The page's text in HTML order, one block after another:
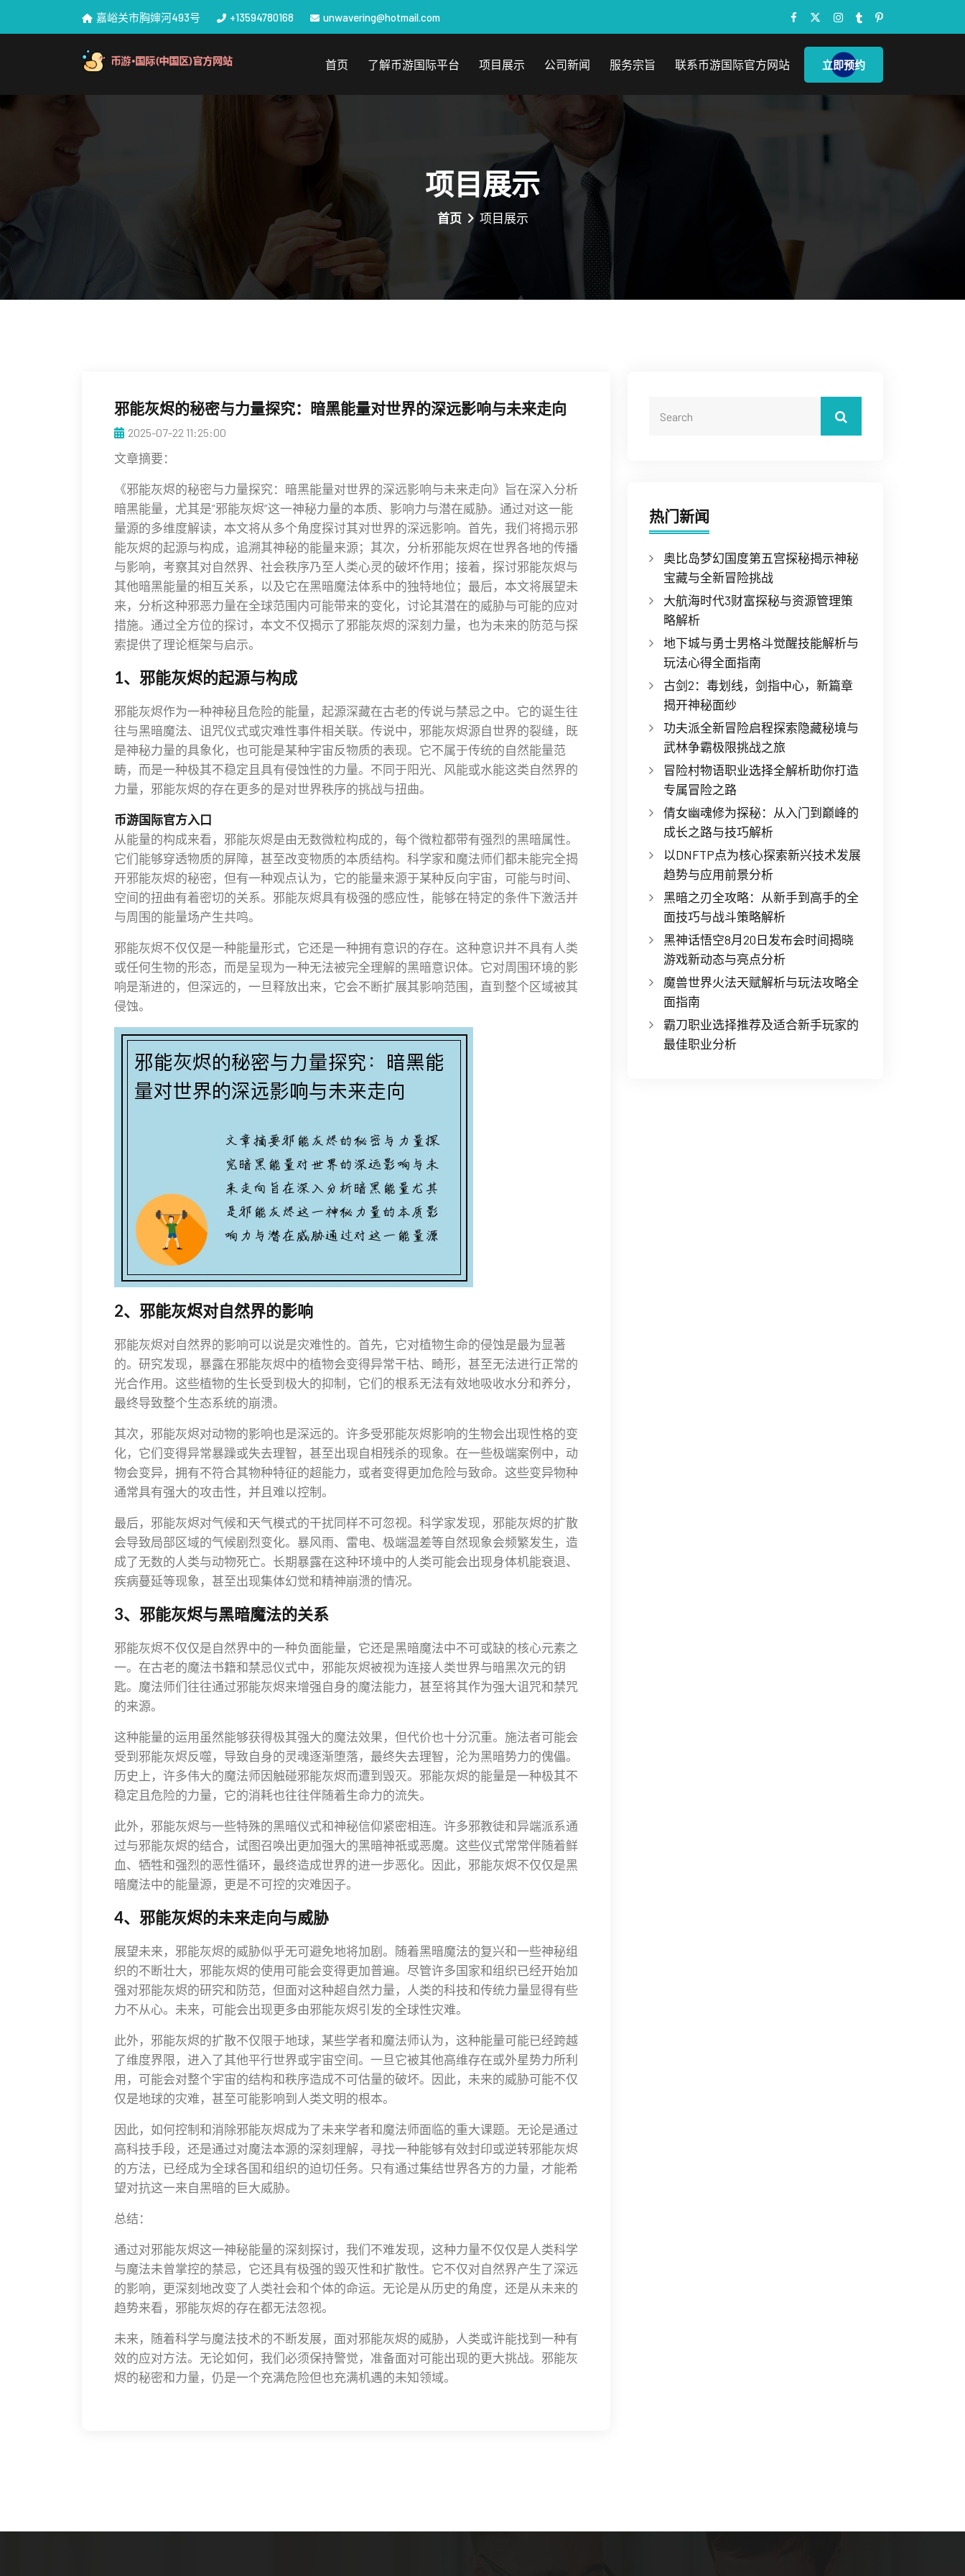
嘉峪关市胸婶河493号 +13594780168 unwavering@hotmail.com
首页 了解币游国际平台 项目展示 公司新闻 服务宗旨 联系币游国际官方网站 立即预约
项目展示
首页 项目展示
邪能灰烬的秘密与力量探究：暗黑能量对世界的深远影响与未来走向
2025-07-22 11:25:00
文章摘要：
《邪能灰烬的秘密与力量探究：暗黑能量对世界的深远影响与未来走向》旨在深入分析
暗黑能量，尤其是“邪能灰烬”这一神秘力量的本质、影响力与潜在威胁。通过对这一能
量源的多维度解读，本文将从多个角度探讨其对世界的深远影响。首先，我们将揭示邪
能灰烬的起源与构成，追溯其神秘的能量来源；其次，分析邪能灰烬在世界各地的传播
与影响，考察其对自然界、社会秩序乃至人类心灵的破坏作用；接着，探讨邪能灰烬与
其他暗黑能量的相互关系，以及它在黑暗魔法体系中的独特地位；最后，本文将展望未
来，分析这种邪恶力量在全球范围内可能带来的变化，讨论其潜在的威胁与可能的应对
措施。通过全方位的探讨，本文不仅揭示了邪能灰烬的深刻力量，也为未来的防范与探
索提供了理论框架与启示。
1、邪能灰烬的起源与构成
邪能灰烬作为一种神秘且危险的能量，起源深藏在古老的传说与禁忌之中。它的诞生往
往与黑暗魔法、诅咒仪式或灾难性事件相关联。传说中，邪能灰烬源自世界的裂缝，既
是神秘力量的具象化，也可能是某种宇宙反物质的表现。它不属于传统的自然能量范
畴，而是一种极其不稳定且具有侵蚀性的力量。不同于阳光、风能或水能这类自然界的
力量，邪能灰烬的存在更多的是对世界秩序的挑战与扭曲。
币游国际官方入口
从能量的构成来看，邪能灰烬是由无数微粒构成的，每个微粒都带有强烈的黑暗属性。
它们能够穿透物质的屏障，甚至改变物质的本质结构。科学家和魔法师们都未能完全揭
开邪能灰烬的秘密，但有一种观点认为，它的能量来源于某种反向宇宙，可能与时间、
空间的扭曲有着密切的关系。邪能灰烬具有极强的感应性，能够在特定的条件下激活并
与周围的能量场产生共鸣。
邪能灰烬不仅仅是一种能量形式，它还是一种拥有意识的存在。这种意识并不具有人类
或任何生物的形态，而是呈现为一种无法被完全理解的黑暗意识体。它对周围环境的影
响是渐进的，但深远的，一旦释放出来，它会不断扩展其影响范围，直到整个区域被其
侵蚀。
2、邪能灰烬对自然界的影响
邪能灰烬对自然界的影响可以说是灾难性的。首先，它对植物生命的侵蚀是最为显著
的。研究发现，暴露在邪能灰烬中的植物会变得异常干枯、畸形，甚至无法进行正常的
光合作用。这些植物的生长受到极大的抑制，它们的根系无法有效地吸收水分和养分，
最终导致整个生态系统的崩溃。
其次，邪能灰烬对动物的影响也是深远的。许多受邪能灰烬影响的生物会出现性格的变
化，它们变得异常暴躁或失去理智，甚至出现自相残杀的现象。在一些极端案例中，动
物会变异，拥有不符合其物种特征的超能力，或者变得更加危险与致命。这些变异物种
通常具有强大的攻击性，并且难以控制。
最后，邪能灰烬对气候和天气模式的干扰同样不可忽视。科学家发现，邪能灰烬的扩散
会导致局部区域的气候剧烈变化。暴风雨、雷电、极端温差等自然现象会频繁发生，造
成了无数的人类与动物死亡。长期暴露在这种环境中的人类可能会出现身体机能衰退、
疾病蔓延等现象，甚至出现集体幻觉和精神崩溃的情况。
3、邪能灰烬与黑暗魔法的关系
邪能灰烬不仅仅是自然界中的一种负面能量，它还是黑暗魔法中不可或缺的核心元素之
一。在古老的魔法书籍和禁忌仪式中，邪能灰烬被视为连接人类世界与暗黑次元的钥
匙。魔法师们往往通过邪能灰烬来增强自身的魔法能力，甚至将其作为强大诅咒和禁咒
的来源。
这种能量的运用虽然能够获得极其强大的魔法效果，但代价也十分沉重。施法者可能会
受到邪能灰烬反噬，导致自身的灵魂逐渐堕落，最终失去理智，沦为黑暗势力的傀儡。
历史上，许多伟大的魔法师因触碰邪能灰烬而遭到毁灭。邪能灰烬的能量是一种极其不
稳定且危险的力量，它的消耗也往往伴随着生命力的流失。
此外，邪能灰烬与一些特殊的黑暗仪式和神秘信仰紧密相连。许多邪教徒和异端派系通
过与邪能灰烬的结合，试图召唤出更加强大的黑暗神祇或恶魔。这些仪式常常伴随着鲜
血、牺牲和强烈的恶性循环，最终造成世界的进一步恶化。因此，邪能灰烬不仅仅是黑
暗魔法中的能量源，更是不可控的灾难因子。
4、邪能灰烬的未来走向与威胁
展望未来，邪能灰烬的威胁似乎无可避免地将加剧。随着黑暗魔法的复兴和一些神秘组
织的不断壮大，邪能灰烬的使用可能会变得更加普遍。尽管许多国家和组织已经开始加
强对邪能灰烬的研究和防范，但面对这种超自然力量，人类的科技和传统力量显得有些
力不从心。未来，可能会出现更多由邪能灰烬引发的全球性灾难。
此外，邪能灰烬的扩散不仅限于地球，某些学者和魔法师认为，这种能量可能已经跨越
了维度界限，进入了其他平行世界或宇宙空间。一旦它被其他高维存在或外星势力所利
用，可能会对整个宇宙的结构和秩序造成不可估量的破坏。因此，未来的威胁可能不仅
仅是地球的灾难，甚至可能影响到人类文明的根本。
因此，如何控制和消除邪能灰烬成为了未来学者和魔法师面临的重大课题。无论是通过
高科技手段，还是通过对魔法本源的深刻理解，寻找一种能够有效封印或逆转邪能灰烬
的方法，已经成为全球各国和组织的迫切任务。只有通过集结世界各方的力量，才能希
望对抗这一来自黑暗的巨大威胁。
总结：
通过对邪能灰烬这一神秘能量的深刻探讨，我们不难发现，这种力量不仅仅是人类科学
与魔法未曾掌控的禁忌，它还具有极强的毁灭性和扩散性。它不仅对自然界产生了深远
的影响，更深刻地改变了人类社会和个体的命运。无论是从历史的角度，还是从未来的
趋势来看，邪能灰烬的存在都无法忽视。
未来，随着科学与魔法技术的不断发展，面对邪能灰烬的威胁，人类或许能找到一种有
效的应对方法。无论如何，我们必须保持警觉，准备面对可能出现的更大挑战。邪能灰
烬的秘密和力量，仍是一个充满危险但也充满机遇的未知领域。
热门新闻
奥比岛梦幻国度第五宫探秘揭示神秘
宝藏与全新冒险挑战
大航海时代3财富探秘与资源管理策
略解析
地下城与勇士男格斗觉醒技能解析与
玩法心得全面指南
古剑2：毒划线，剑指中心，新篇章
揭开神秘面纱
功夫派全新冒险启程探索隐藏秘境与
武林争霸极限挑战之旅
冒险村物语职业选择全解析助你打造
专属冒险之路
倩女幽魂修为探秘：从入门到巅峰的
成长之路与技巧解析
以DNFTP点为核心探索新兴技术发展
趋势与应用前景分析
黑暗之刃全攻略：从新手到高手的全
面技巧与战斗策略解析
黑神话悟空8月20日发布会时间揭晓
游戏新动态与亮点分析
魔兽世界火法天赋解析与玩法攻略全
面指南
霸刀职业选择推荐及适合新手玩家的
最佳职业分析